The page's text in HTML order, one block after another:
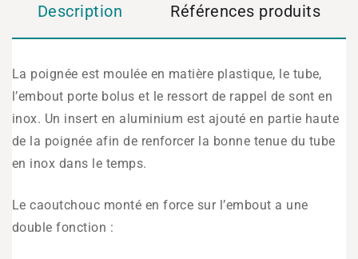
Description Références produits
La poignée est moulée en matière plastique, le tube,
l’embout porte bolus et le ressort de rappel de sont en
inox. Un insert en aluminium est ajouté en partie haute
de la poignée afin de renforcer la bonne tenue du tube
en inox dans le temps.
Le caoutchouc monté en force sur l’embout a une
double fonction :